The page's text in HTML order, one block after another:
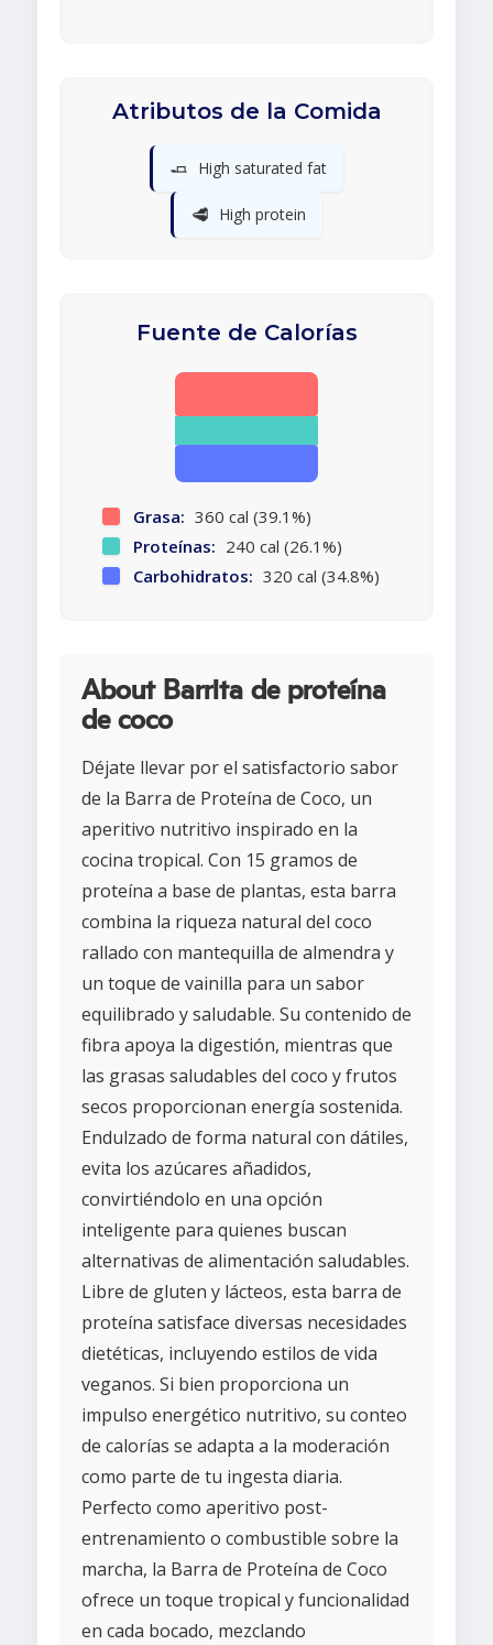
Atributos de la Comida
🧈 High saturated fat
🥩 High protein
Fuente de Calorías
Grasa: 360 cal (39.1%)
Proteínas: 240 cal (26.1%)
Carbohidratos: 320 cal (34.8%)
About Barrita de proteína
de coco
Déjate llevar por el satisfactorio sabor
de la Barra de Proteína de Coco, un
aperitivo nutritivo inspirado en la
cocina tropical. Con 15 gramos de
proteína a base de plantas, esta barra
combina la riqueza natural del coco
rallado con mantequilla de almendra y
un toque de vainilla para un sabor
equilibrado y saludable. Su contenido de
fibra apoya la digestión, mientras que
las grasas saludables del coco y frutos
secos proporcionan energía sostenida.
Endulzado de forma natural con dátiles,
evita los azúcares añadidos,
convirtiéndolo en una opción
inteligente para quienes buscan
alternativas de alimentación saludables.
Libre de gluten y lácteos, esta barra de
proteína satisface diversas necesidades
dietéticas, incluyendo estilos de vida
veganos. Si bien proporciona un
impulso energético nutritivo, su conteo
de calorías se adapta a la moderación
como parte de tu ingesta diaria.
Perfecto como aperitivo post-
entrenamiento o combustible sobre la
marcha, la Barra de Proteína de Coco
ofrece un toque tropical y funcionalidad
en cada bocado, mezclando